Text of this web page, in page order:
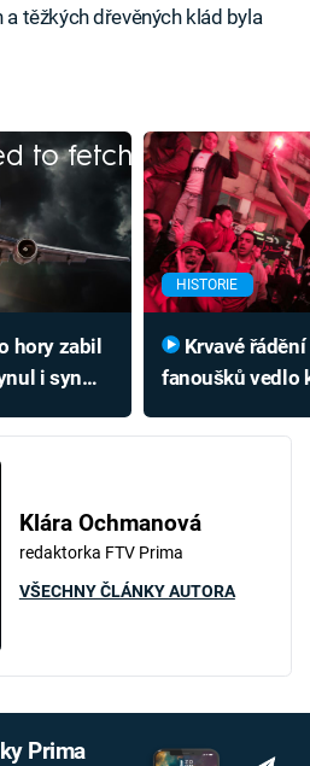
a těžkých dřevěných klád byla
to fetch
hory zabil
i syn
HISTORIE
fanoušků vedlo
Klára Ochmanová
redaktorka FTV Prima
VŠECHNY ČLÁNKY AUTORA
Prima